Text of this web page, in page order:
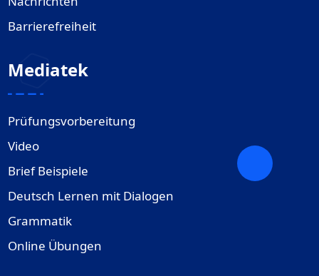
Barrierefreiheit
Mediatek
Prüfungsvorbereitung
Video
Brief Beispiele
Deutsch Lernen mit Dialogen
Grammatik
Online Übungen